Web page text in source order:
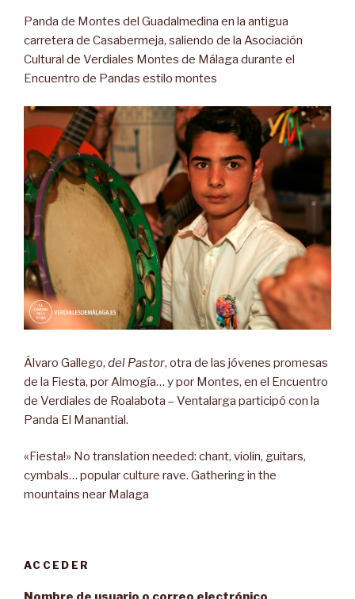
Panda de Montes del Guadalmedina en la antigua
carretera de Casabermeja, saliendo de la Asociación
Cultural de Verdiales Montes de Málaga durante el
Encuentro de Pandas estilo montes
Álvaro Gallego, del Pastor, otra de las jóvenes promesas
de la Fiesta, por Almogía… y por Montes, en el Encuentro
de Verdiales de Roalabota – Ventalarga participó con la
Panda El Manantial.
«Fiesta!» No translation needed: chant, violin, guitars,
cymbals… popular culture rave. Gathering in the
mountains near Malaga
ACCEDER